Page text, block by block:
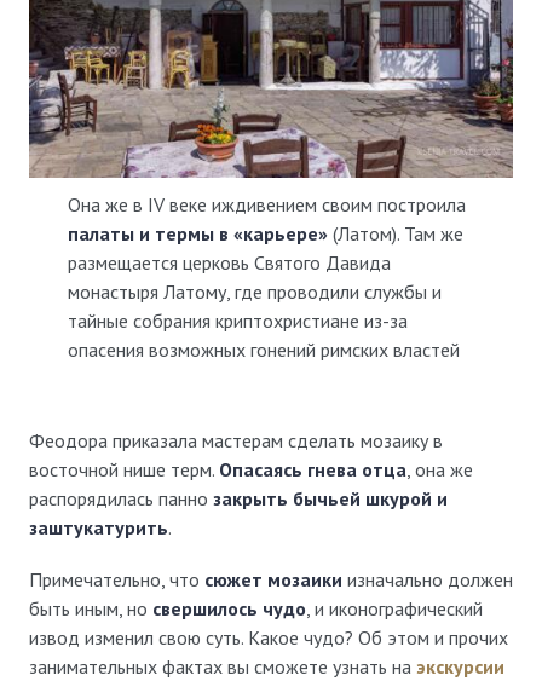
Она же в IV веке иждивением своим построила
палаты и термы в «карьере» (Латом). Там же
размещается церковь Святого Давида
монастыря Латому, где проводили службы и
тайные собрания криптохристиане из-за
опасения возможных гонений римских властей
Феодора приказала мастерам сделать мозаику в
восточной нише терм. Опасаясь гнева отца, она же
распорядилась панно закрыть бычьей шкурой и
заштукатурить.
Примечательно, что сюжет мозаики изначально должен
быть иным, но свершилось чудо, и иконографический
извод изменил свою суть. Какое чудо? Об этом и прочих
занимательных фактах вы сможете узнать на экскурсии